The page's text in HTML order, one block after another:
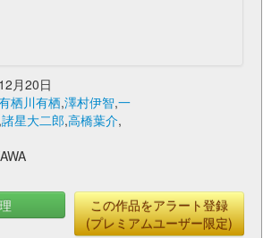
月20日
栖川有栖,澤村伊智,一
,諸星大二郎,高橋葉介,
この作品をアラート登録
(プレミアムユーザー限定)